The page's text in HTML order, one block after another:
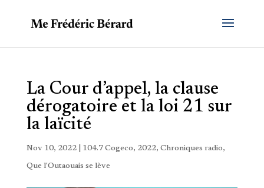
La Cour d’appel, la clause
dérogatoire et la loi 21 sur
la laïcité
Nov 10, 2022| 104.7 Cogeco, 2022, Chroniques radio,
Que l'Outaouais se lève